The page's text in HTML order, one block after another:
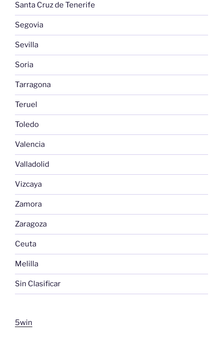
Santa Cruz de Tenerife
Segovia
Sevilla
Soria
Tarragona
Teruel
Toledo
Valencia
Valladolid
Vizcaya
Zamora
Zaragoza
Ceuta
Melilla
Sin Clasificar
5win